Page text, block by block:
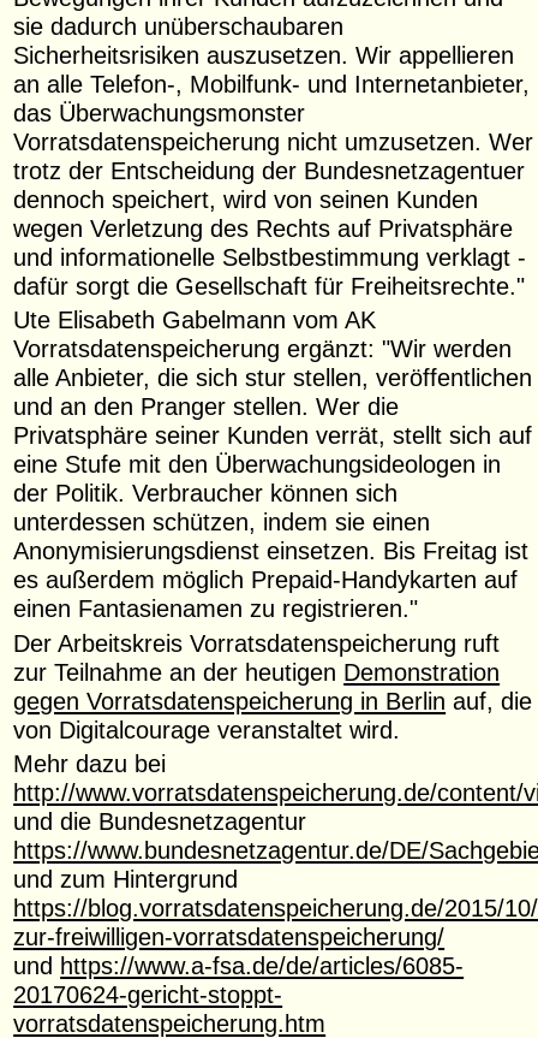
sie dadurch unüberschaubaren
Sicherheitsrisiken auszusetzen. Wir appellieren
an alle Telefon-, Mobilfunk- und Internetanbieter,
das Überwachungsmonster
Vorratsdatenspeicherung nicht umzusetzen. Wer
trotz der Entscheidung der Bundesnetzagentuer
dennoch speichert, wird von seinen Kunden
wegen Verletzung des Rechts auf Privatsphäre
und informationelle Selbstbestimmung verklagt -
dafür sorgt die Gesellschaft für Freiheitsrechte."
Ute Elisabeth Gabelmann vom AK
Vorratsdatenspeicherung ergänzt: "Wir werden
alle Anbieter, die sich stur stellen, veröffentlichen
und an den Pranger stellen. Wer die
Privatsphäre seiner Kunden verrät, stellt sich auf
eine Stufe mit den Überwachungsideologen in
der Politik. Verbraucher können sich
unterdessen schützen, indem sie einen
Anonymisierungsdienst einsetzen. Bis Freitag ist
es außerdem möglich Prepaid-Handykarten auf
einen Fantasienamen zu registrieren."
Der Arbeitskreis Vorratsdatenspeicherung ruft
zur Teilnahme an der heutigen Demonstration
gegen Vorratsdatenspeicherung in Berlin auf, die
von Digitalcourage veranstaltet wird.
Mehr dazu bei
http://www.vorratsdatenspeicherung.de/content/
und die Bundesnetzagentur
https://www.bundesnetzagentur.de/DE/
und zum Hintergrund
https://blog.vorratsdatenspeicherung.de/2015/
zur-freiwilligen-vorratsdatenspeicherung/
und https://www.a-fsa.de/de/articles/6085-
20170624-gericht-stoppt-
vorratsdatenspeicherung.htm